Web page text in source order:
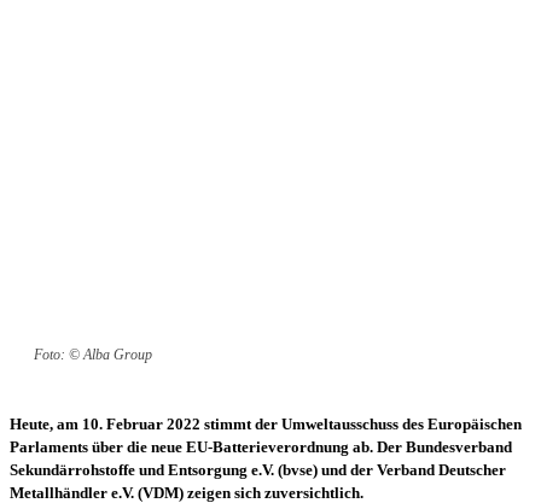
Foto: © Alba Group
Heute, am 10. Februar 2022 stimmt der Umweltausschuss des Europäischen
Parlaments über die neue EU-Batterieverordnung ab. Der Bundesverband
Sekundärrohstoffe und Entsorgung e.V. (bvse) und der Verband Deutscher
Metallhändler e.V. (VDM) zeigen sich zuversichtlich.